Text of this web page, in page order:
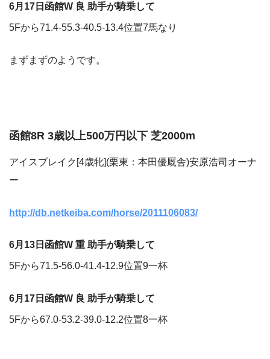
6月17日函館W 良 助手が騎乗して
5Fから71.4-55.3-40.5-13.4位置7馬なり
まずまずのようです。
函館8R 3歳以上500万円以下 芝2000m
アイスブレイク[4歳牝](栗東：本田優厩舎)安原浩司オーナ
ー
http://db.netkeiba.com/horse/2011106083/
6月13日函館W 重 助手が騎乗して
5Fから71.5-56.0-41.4-12.9位置9一杯
6月17日函館W 良 助手が騎乗して
5Fから67.0-53.2-39.0-12.2位置8一杯